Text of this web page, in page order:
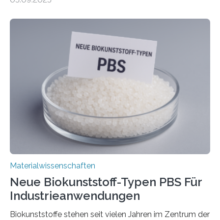
– nur eine Atomlage dick, aber extrem leitfähig und
Sensoren, leistungsstarken Batterien und effizienten
Solarzellen. Eine neue Studie hebt das Potenzial nun
noch auf ein neues Level: Zum ersten Mal haben
Forschende an der Universität Göttingen gemeinsam
mit Kollegen aus Braunschweig, Bremen und der
Schweiz direkt beobachtet, wie in Graphen…
Materialwissenschaften
Neue Biokunststoff-Typen PBS Für
Industrieanwendungen
Biokunststoffe stehen seit vielen Jahren im Zentrum der